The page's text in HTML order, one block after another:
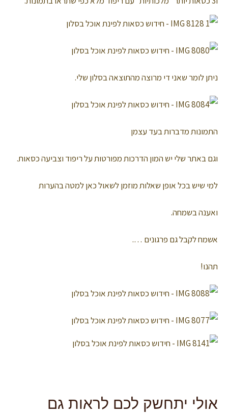
ניתן לומר שאני די מרוצה מהתוצאה בסלון שלי.
התמונות מדברות בעד עצמן
וגם באתר שלי יש המון הדרכות מפורטות על ריפוד וצביעה כסאות.
למי שיש בכל אופן שאלות מוזמן לשאול כאן למטה בהערות
ואענה בשמחה.
אשמח לקבל גם פרגונים ….
תהנו!
אולי יתחשק לכם לראות גם